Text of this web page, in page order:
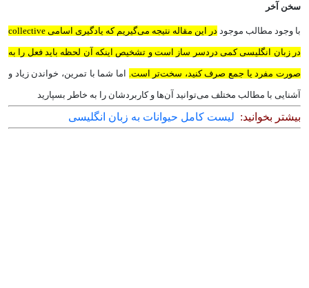
سخن آخر
با وجود مطالب موجود در این مقاله نتیجه می‌گیریم که یادگیری اسامی collective
در زبان انگلیسی کمی دردسر ساز است و تشخیص اینکه آن لحظه باید فعل را به
صورت مفرد یا جمع صرف کنید،‌ سخت‌تر است. اما شما با تمرین، خواندن زیاد و
آشنایی با مطالب مختلف می‌توانید آن‌ها و کاربردشان را به خاطر بسپارید
بیشتر بخوانید: لیست کامل حیوانات به زبان انگلیسی